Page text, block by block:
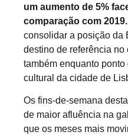
um aumento de 5%
comparação com 2019.
consolidar a posição da
destino de referência
também enquanto
cultural da cidade de
Os fins-de-semana
de maior afluência na
que os meses mais